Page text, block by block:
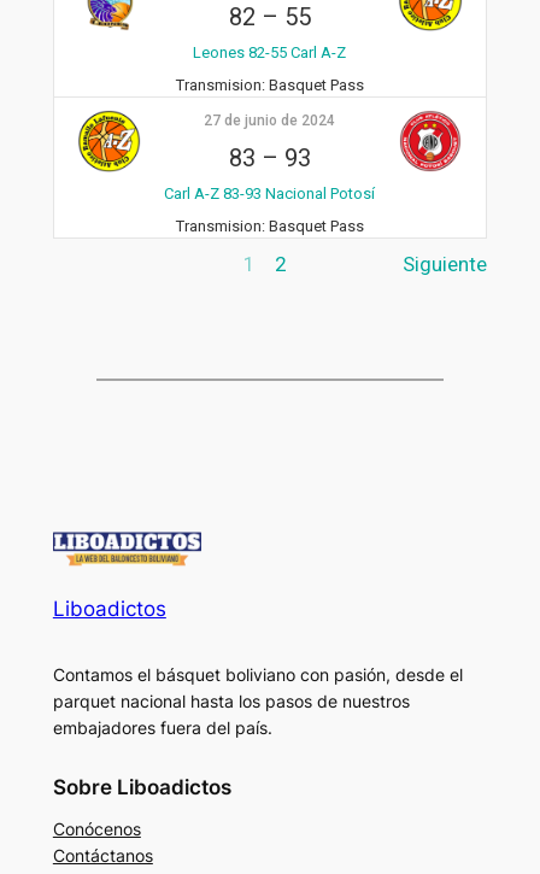
82 – 55
Leones 82-55 Carl A-Z
Transmision:Basquet Pass
27 de junio de 2024
83 – 93
Carl A-Z 83-93 Nacional Potosí
Transmision:Basquet Pass
1 2 Siguiente
Liboadictos
Contamos el básquet boliviano con pasión, desde el
parquet nacional hasta los pasos de nuestros
embajadores fuera del país.
Sobre Liboadictos
Conócenos
Contáctanos